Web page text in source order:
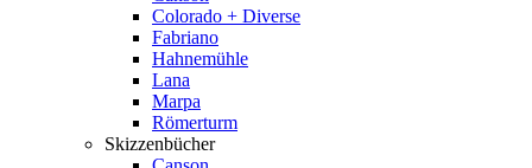
Colorado + Diverse
Fabriano
Hahnemühle
Lana
Marpa
Römerturm
Skizzenbücher